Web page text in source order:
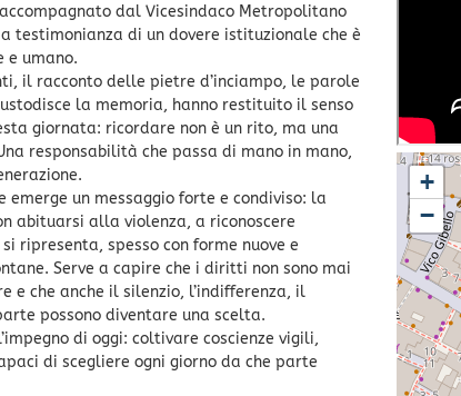
dal Vicesindaco Metropolitano
a testimonianza di un dovere istituzionale che è
umano.
il racconto delle pietre d’inciampo, le parole
la memoria, hanno restituito il senso
giornata: ricordare non è un rito, ma una
responsabilità che passa di mano in mano,
emerge un messaggio forte e condiviso: la
abituarsi alla violenza, a riconoscere
ripresenta, spesso con forme nuove e
Serve a capire che i diritti non sono mai
e che anche il silenzio, l’indifferenza, il
possono diventare una scelta.
di oggi: coltivare coscienze vigili,
di scegliere ogni giorno da che parte
+
−